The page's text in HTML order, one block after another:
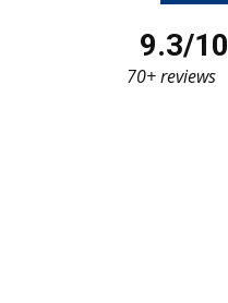
9.3/10
70+ reviews